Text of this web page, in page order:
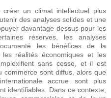
un climat intellectuel plus
des analyses solides et une
davantage dessus pour les
réserves, les analyses
les bénéfices de la
les réalités économiques et les
sans cesse, et il est
sont diffus, alors que
accrue sont plus
identifiables. Dans ce contexte,